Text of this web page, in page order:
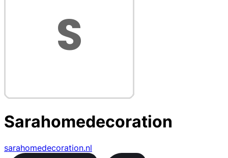
Sarahomedecoration
sarahomedecoration.nl